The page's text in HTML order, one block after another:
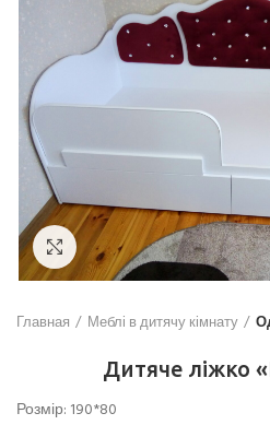
Увеличить
Главная Меблі в дитячу кімнату
Дитяче ліжко
Розмір: 190*80